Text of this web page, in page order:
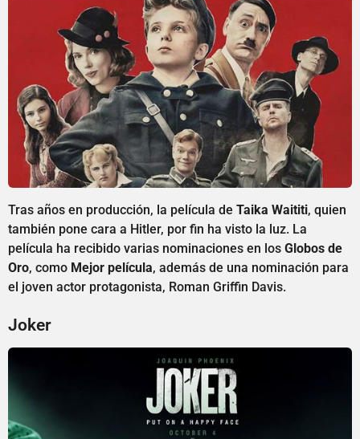
Tras años en producción, la película de Taika Waititi, quien
también pone cara a Hitler, por fin ha visto la luz. La
película ha recibido varias nominaciones en los Globos de
Oro, como Mejor película, además de una nominación para
el joven actor protagonista, Roman Griffin Davis.
Joker